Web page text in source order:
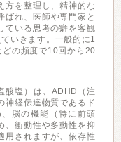
方を整理し、精神的な
ばれ、医師や専門家と
ている思考の癖を客観
いきます。一般的に1
の頻度で10回から20
酸塩）は、ADHD（注
神経伝達物質であるド
脳の機能（特に前頭
、衝動性や多動性を抑
用されますが、依存性